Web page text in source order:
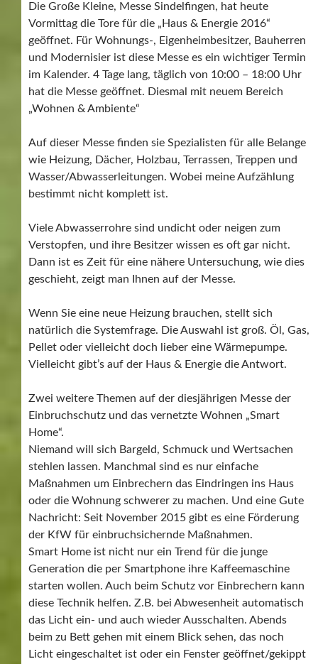
Die Große Kleine, Messe Sindelfingen, hat heute
Vormittag die Tore für die „Haus & Energie 2016“
geöffnet. Für Wohnungs-, Eigenheimbesitzer, Bauherren
und Modernisier ist diese Messe es ein wichtiger Termin
im Kalender. 4 Tage lang, täglich von 10:00 – 18:00 Uhr
hat die Messe geöffnet. Diesmal mit neuem Bereich
„Wohnen & Ambiente“
Auf dieser Messe finden sie Spezialisten für alle Belange
wie Heizung, Dächer, Holzbau, Terrassen, Treppen und
Wasser/Abwasserleitungen. Wobei meine Aufzählung
bestimmt nicht komplett ist.
Viele Abwasserrohre sind undicht oder neigen zum
Verstopfen, und ihre Besitzer wissen es oft gar nicht.
Dann ist es Zeit für eine nähere Untersuchung, wie dies
geschieht, zeigt man Ihnen auf der Messe.
Wenn Sie eine neue Heizung brauchen, stellt sich
natürlich die Systemfrage. Die Auswahl ist groß. Öl, Gas,
Pellet oder vielleicht doch lieber eine Wärmepumpe.
Vielleicht gibt’s auf der Haus & Energie die Antwort.
Zwei weitere Themen auf der diesjährigen Messe der
Einbruchschutz und das vernetzte Wohnen „Smart
Home“.
Niemand will sich Bargeld, Schmuck und Wertsachen
stehlen lassen. Manchmal sind es nur einfache
Maßnahmen um Einbrechern das Eindringen ins Haus
oder die Wohnung schwerer zu machen. Und eine Gute
Nachricht: Seit November 2015 gibt es eine Förderung
der KfW für einbruchsichernde Maßnahmen.
Smart Home ist nicht nur ein Trend für die junge
Generation die per Smartphone ihre Kaffeemaschine
starten wollen. Auch beim Schutz vor Einbrechern kann
diese Technik helfen. Z.B. bei Abwesenheit automatisch
das Licht ein- und auch wieder Ausschalten. Abends
beim zu Bett gehen mit einem Blick sehen, das noch
Licht eingeschaltet ist oder ein Fenster geöffnet/gekippt